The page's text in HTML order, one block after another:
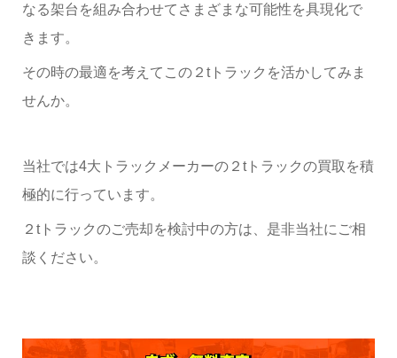
なる架台を組み合わせてさまざまな可能性を具現化で
きます。
その時の最適を考えてこの２tトラックを活かしてみま
せんか。
当社では4大トラックメーカーの２tトラックの買取を積
極的に行っています。
２tトラックのご売却を検討中の方は、是非当社にご相
談ください。